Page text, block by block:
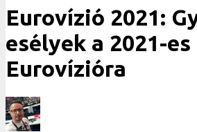
Eurovízió 2021:
esélyek a 2021-es
Eurovízióra